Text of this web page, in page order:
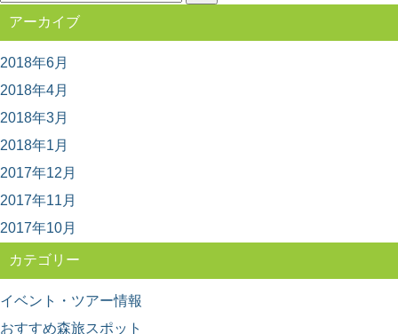
長い歴史と匠の技、そして美しさを持つ日本の伝統的工
索:
アーカイブ
2018年6月
2018年4月
2018年3月
2018年1月
2017年12月
2017年11月
2017年10月
カテゴリー
イベント・ツアー情報
おすすめ森旅スポット